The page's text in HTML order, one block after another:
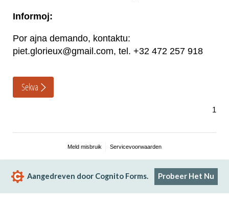
Informoj:
Por ajna demando, kontaktu:
piet.glorieux@gmail.com, tel. +32 472 257 918
Sekva
Meld misbruik Servicevoorwaarden
Aangedreven door Cognito Forms. Probeer Het Nu